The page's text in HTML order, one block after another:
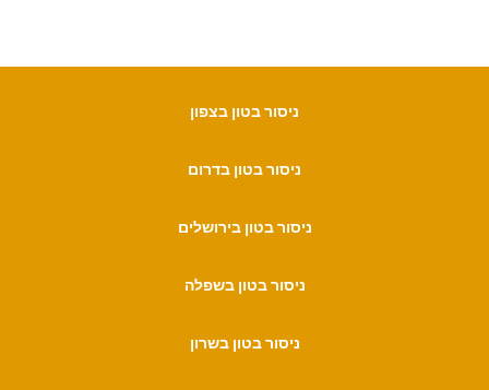
ניסור בטון בצפון
ניסור בטון בדרום
ניסור בטון בירושלים
ניסור בטון בשפלה
ניסור בטון בשרון